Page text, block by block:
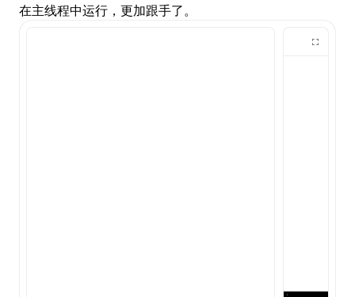
在主线程中运行，更加跟手了。